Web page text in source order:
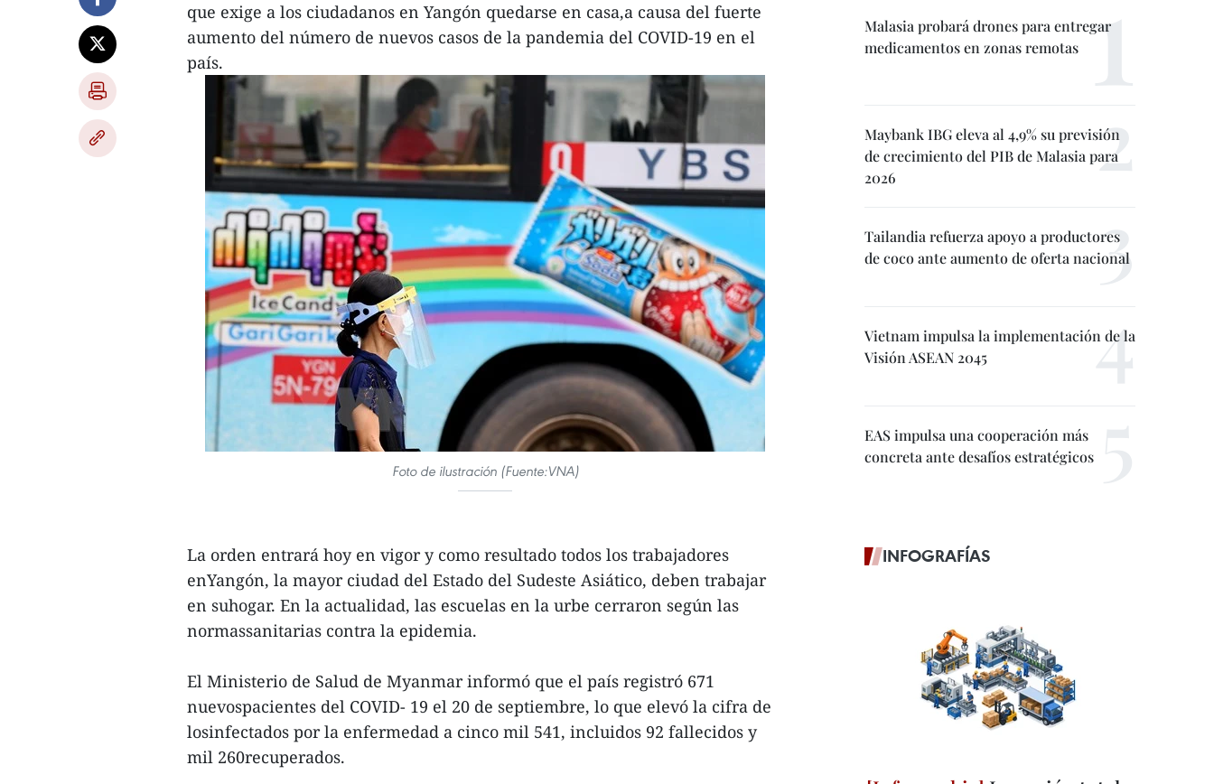
que exige a los ciudadanos en Yangón quedarse en casa,a causa del fuerte
aumento del número de nuevos casos de la pandemia del COVID-19 en el
país.
Foto de ilustración (Fuente:VNA)
La orden entrará hoy en vigor y como resultado todos los trabajadores
enYangón, la mayor ciudad del Estado del Sudeste Asiático, deben trabajar
en suhogar. En la actualidad, las escuelas en la urbe cerraron según las
normassanitarias contra la epidemia.
El Ministerio de Salud de Myanmar informó que el país registró 671
nuevospacientes del COVID- 19 el 20 de septiembre, lo que elevó la cifra de
losinfectados por la enfermedad a cinco mil 541, incluidos 92 fallecidos y
mil 260recuperados.
Malasia probará drones para entregar
medicamentos en zonas remotas
Maybank IBG eleva al 4,9% su previsión
de crecimiento del PIB de Malasia para
2026
Tailandia refuerza apoyo a productores
de coco ante aumento de oferta nacional
Vietnam impulsa la implementación de la
Visión ASEAN 2045
EAS impulsa una cooperación más
concreta ante desafíos estratégicos
INFOGRAFÍAS